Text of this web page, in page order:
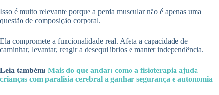
Isso é muito relevante porque a perda muscular não é apenas uma
questão de composição corporal.
Ela compromete a funcionalidade real. Afeta a capacidade de
caminhar, levantar, reagir a desequilíbrios e manter independência.
Leia também: Mais do que andar: como a fisioterapia ajuda
crianças com paralisia cerebral a ganhar segurança e autonomia